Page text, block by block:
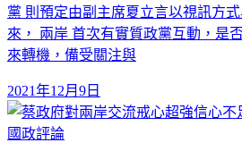
黨 則預定由副主席夏立言以視訊方
來， 兩岸 首次有實質政黨互動，是
來轉機，備受關注與
2021年12月9日
國政評論